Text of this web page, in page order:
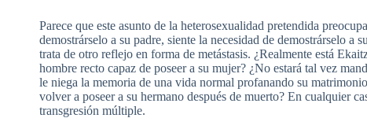
Parece que este asunto de la heterosexualidad pretendida
demostrárselo a su padre, siente la necesidad de demostrárselo a
trata de otro reflejo en forma de metástasis. ¿Realmente está
hombre recto capaz de poseer a su mujer? ¿No estará tal vez
le niega la memoria de una vida normal profanando su
volver a poseer a su hermano después de muerto? En cualquier
transgresión múltiple.